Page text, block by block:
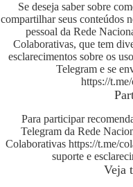
Se deseja saber sobre
compartilhar seus conteúdos
pessoal da Rede
Colaborativas, que tem
esclarecimentos sobre os
Telegram e se
https://
Para participar
Telegram da Rede
Colaborativas https://t.me/
suporte e
Veja